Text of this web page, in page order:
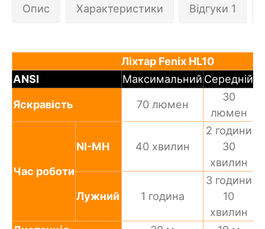
Опис Характеристики Відгуки 1
Ліхтар Fenix HL10
ANSI
Максимальний Середній
Яскравість 70 люмен
30
люмен
Час роботи
NI-MH 40 хвилин
2 години
30
хвилин
Лужний 1 година
3 години
10
хвилин